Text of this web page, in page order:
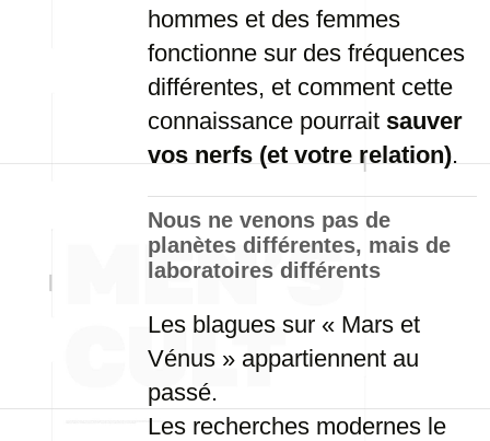
hommes et des femmes
fonctionne sur des fréquences
différentes, et comment cette
connaissance pourrait sauver
vos nerfs (et votre relation).
Nous ne venons pas de
planètes différentes, mais de
laboratoires différents
Les blagues sur « Mars et
Vénus » appartiennent au
passé.
Les recherches modernes le